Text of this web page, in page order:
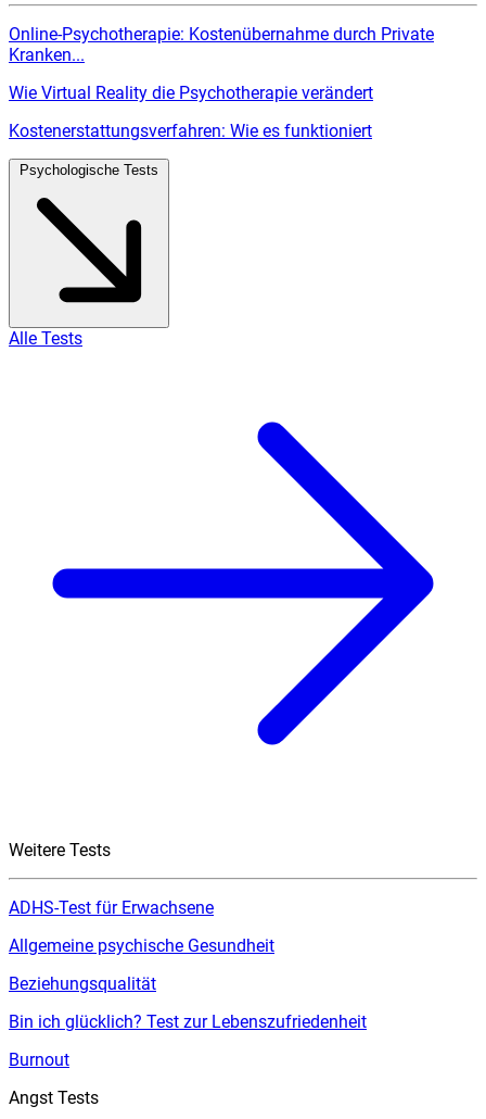
Online-Psychotherapie: Kostenübernahme durch Private
Kranken...
Wie Virtual Reality die Psychotherapie verändert
Kostenerstattungsverfahren: Wie es funktioniert
Alle Tests
Weitere Tests
ADHS-Test für Erwachsene
Allgemeine psychische Gesundheit
Beziehungsqualität
Bin ich glücklich? Test zur Lebenszufriedenheit
Burnout
Angst Tests